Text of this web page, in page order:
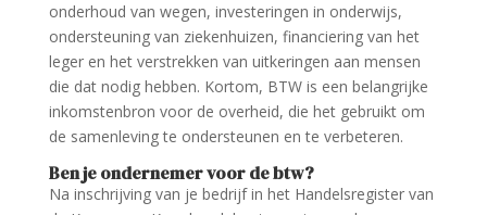
onderhoud van wegen, investeringen in onderwijs,
ondersteuning van ziekenhuizen, financiering van het
leger en het verstrekken van uitkeringen aan mensen
die dat nodig hebben. Kortom, BTW is een belangrijke
inkomstenbron voor de overheid, die het gebruikt om
de samenleving te ondersteunen en te verbeteren.
Ben je ondernemer voor de btw?
Na inschrijving van je bedrijf in het Handelsregister van